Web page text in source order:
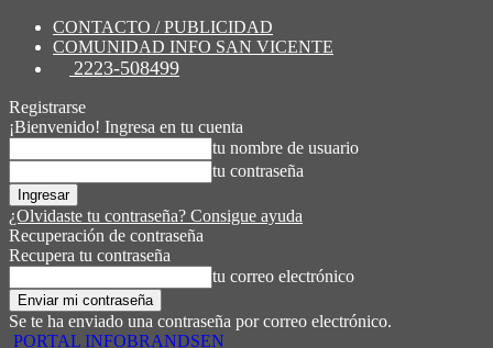
CONTACTO / PUBLICIDAD
COMUNIDAD INFO SAN VICENTE
2223-508499
Registrarse
¡Bienvenido! Ingresa en tu cuenta
tu nombre de usuario
tu contraseña
¿Olvidaste tu contraseña? Consigue ayuda
Recuperación de contraseña
Recupera tu contraseña
tu correo electrónico
Se te ha enviado una contraseña por correo electrónico.
PORTAL INFOBRANDSEN